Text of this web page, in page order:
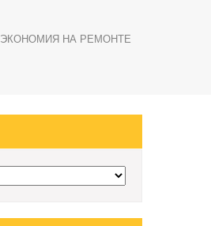
ЭКОНОМИЯ НА РЕМОНТЕ